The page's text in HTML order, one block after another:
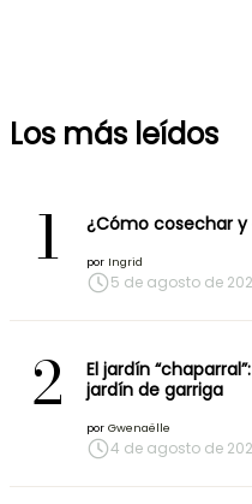
Los más leídos
1 ¿Cómo cosechar
por Ingrid
5 de agosto de
2
El jardín
jardín de garriga
por Gwenaëlle
4 de agosto de